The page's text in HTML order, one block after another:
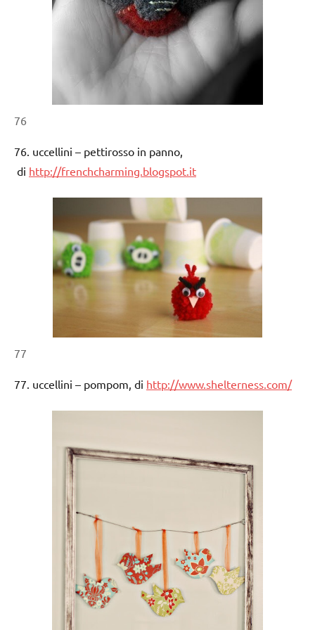
76
76. uccellini – pettirosso in panno,
di http://frenchcharming.blogspot.it
77
77. uccellini – pompom, di http://www.shelterness.com/